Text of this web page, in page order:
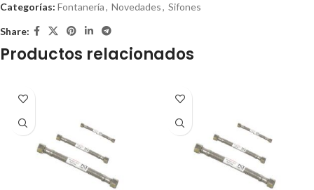
Categorías: Fontanería, Novedades, Sifones
Share:
Productos relacionados